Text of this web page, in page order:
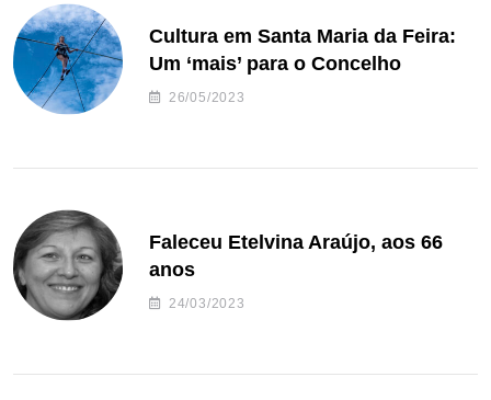
Cultura em Santa Maria da Feira:
Um ‘mais’ para o Concelho
26/05/2023
Faleceu Etelvina Araújo, aos 66
anos
24/03/2023